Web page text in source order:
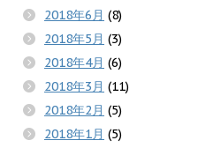
2018年6月 (8)
2018年5月 (3)
2018年4月 (6)
2018年3月 (11)
2018年2月 (5)
2018年1月 (5)